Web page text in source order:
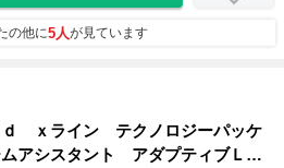
の他に5人が見ています
ｘライン テクノロジーパッケ
アシスタント アダプティブＬＥ